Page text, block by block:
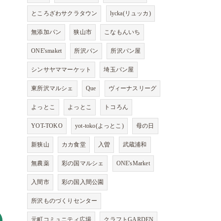
ところざわサクラタウン lycka(リュッカ)
無添加パン 狭山市 こなもんいち
ONE'smaket 所沢パン 所沢パン屋
シンサヤママーケット 埼玉パン屋
東所沢マルシェ Que ヴィーナスリーグ
よっとこ よっとこ トコろん
YOT-TOKO yot-toko(よっとこ) 母の日
新狭山 カカ食堂 入曽 武蔵浦和
無農薬 彩の国マルシェ ONE'sMarket
入間市 彩の国入間公園
所沢ものづくりセンター
元町コミュニティ広場 クラフトGARDEN